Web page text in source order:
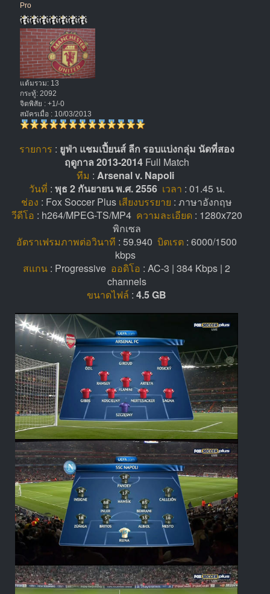
Pro
แต้มรวม: 13
กระทู้: 2092
จิตพิสัย : +1/-0
สมัครเมื่อ : 10/03/2013
รายการ : ยูฟ่า แชมเปี้ยนส์ ลีก รอบแบ่งกลุ่ม นัดที่สอง
ฤดูกาล 2013-2014Full Match
ทีม : Arsenal v. Napoli
วันที่ : พุธ 2 กันยายน พ.ศ. 2556 เวลา : 01.45 น.
ช่อง : Fox Soccer Plus เสียงบรรยาย : ภาษาอังกฤษ
วีดีโอ : h264/MPEG-TS/MP4 ความละเอียด : 1280x720
พิกเซล
อัตราเฟรมภาพต่อวินาที : 59.940 บิตเรต : 6000/1500
kbps
สแกน : Progressive ออดิโอ : AC-3 | 384 Kbps | 2
channels
ขนาดไฟล์ : 4.5 GB